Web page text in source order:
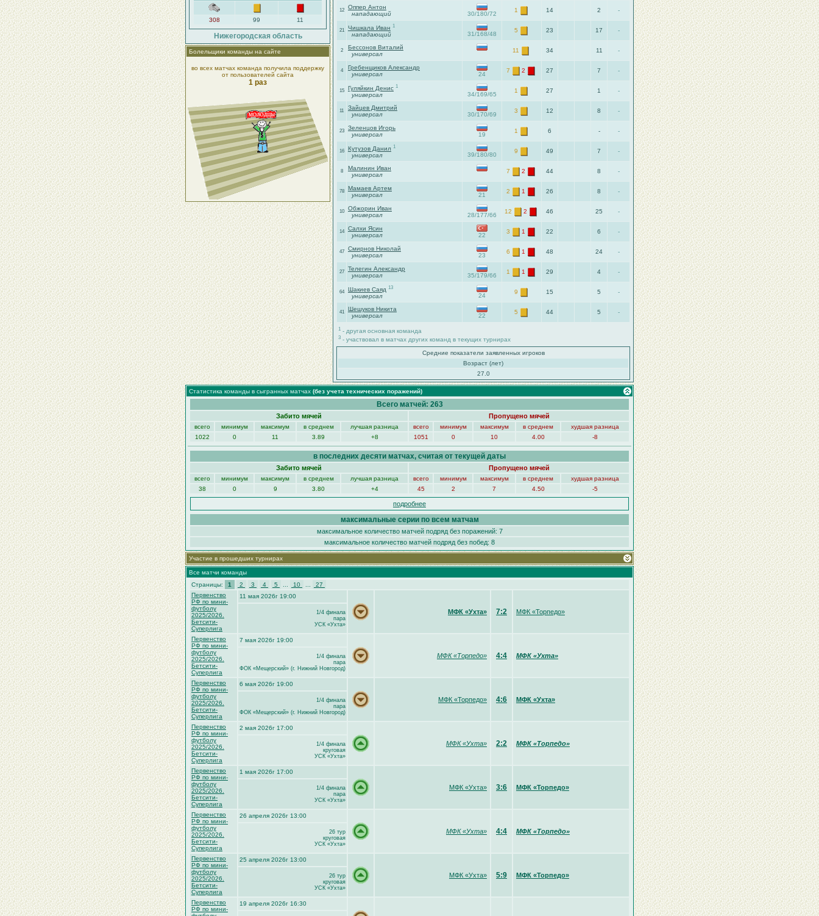
308 99 11
Нижегородская область
Болельщики команды на сайте
во всех матчах команда получила поддержку
от пользователей сайта
1 раз
12
Оппер Антон
нападающий
30/180/72
1 14 2 -
21 Чишкала Иван 1
нападающий 31/168/48
5 23 17 -
2
Бессонов Виталий
универсал
11 34 11 -
4
Гребенщиков Александр
универсал
24
7 2 27 7 -
15 Гуляйкин Денис 1
универсал 34/169/65
1 27 1 -
11
Зайцев Дмитрий
универсал
30/170/69
3 12 8 -
23
Зеленцов Игорь
универсал
19
1 6 - -
16 Кутузов Данил 1
универсал 39/180/80
9 49 7 -
8
Малинин Иван
универсал
7 2 44 8 -
78
Мамаев Артем
универсал
21
2 1 26 8 -
10
Обжорин Иван
универсал
28/177/66
12 2 46 25 -
14
Салхи Ясин
универсал
22
3 1 22 6 -
47
Смирнов Николай
универсал
23
6 1 48 24 -
27
Телегин Александр
универсал
35/179/66
1 1 29 4 -
64 Шакиев Саяд 13
универсал 24
9 15 5 -
41
Шешуков Никита
универсал
22
5 44 5 -
1 - другая основная команда
3 - участвовал в матчах других команд в текущих турнирах
Средние показатели заявленных игроков
Возраст (лет)
27.0
Статистика команды в сыгранных матчах (без учета технических поражений)
Всего матчей: 263
Забито мячей Пропущено мячей
всего минимум максимум в среднем лучшая разница всего минимум максимум в среднем
худшая разница
1022
0 11 3.89 +8 1051 0 10 4.00 -8
в последних десяти матчах, считая от текущей даты
Забито мячей Пропущено мячей
всего минимум максимум в среднем лучшая разница всего минимум максимум в среднем
худшая разница
38
0 9 3.80 +4 45 2 7 4.50 -5
подробнее
максимальные серии по всем матчам
максимальное количество матчей подряд без поражений: 7
максимальное количество матчей подряд без побед: 8
Участие в прошедших турнирах
Все матчи команды
Страницы:
1 2 3 4 5 10
27
Первенство
РФ по мини-
футболу
2025/2026.
Бетсити-
Суперлига
11 мая 2026г 19:00
МФК «Ухта» 7:2 МФК «Торпедо»
1/4 финала
пара
УСК «Ухта»
Первенство
РФ по мини-
футболу
2025/2026.
Бетсити-
Суперлига
7 мая 2026г 19:00
МФК «Торпедо» 4:4 МФК «Ухта»
1/4 финала
пара
ФОК «Мещерский» (г. Нижний Новгород)
Первенство
РФ по мини-
футболу
2025/2026.
Бетсити-
Суперлига
6 мая 2026г 19:00
МФК «Торпедо» 4:6 МФК «Ухта»
1/4 финала
пара
ФОК «Мещерский» (г. Нижний Новгород)
Первенство
РФ по мини-
футболу
2025/2026.
Бетсити-
Суперлига
2 мая 2026г 17:00
МФК «Ухта» 2:2 МФК «Торпедо»
1/4 финала
круговая
УСК «Ухта»
Первенство
РФ по мини-
футболу
2025/2026.
Бетсити-
Суперлига
1 мая 2026г 17:00
МФК «Ухта» 3:6 МФК «Торпедо»
1/4 финала
пара
УСК «Ухта»
Первенство
РФ по мини-
футболу
2025/2026.
Бетсити-
Суперлига
26 апреля 2026г 13:00
МФК «Ухта» 4:4 МФК «Торпедо»
26 тур
круговая
УСК «Ухта»
Первенство
РФ по мини-
футболу
2025/2026.
Бетсити-
Суперлига
25 апреля 2026г 13:00
МФК «Ухта» 5:9 МФК «Торпедо»
26 тур
круговая
УСК «Ухта»
Первенство
РФ по мини-
19 апреля 2026г 16:30